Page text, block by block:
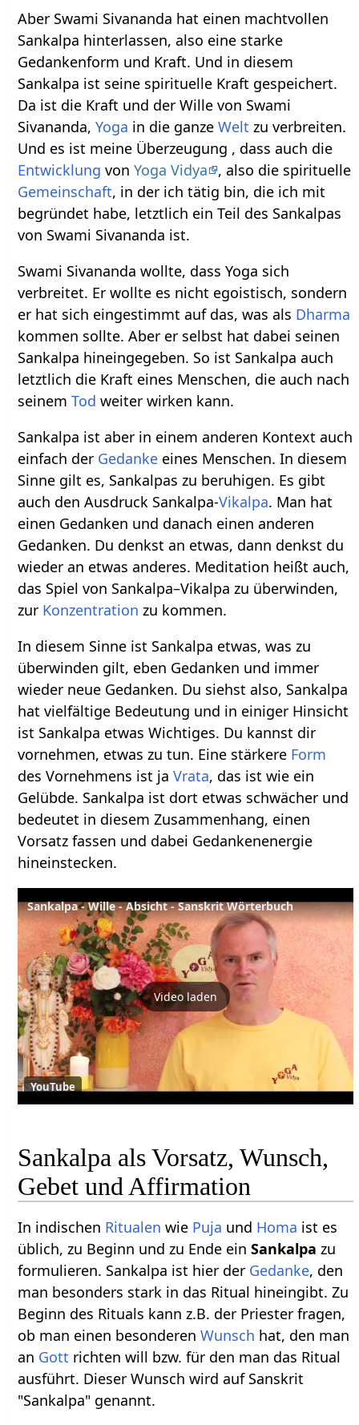
Aber Swami Sivananda hat einen machtvollen
Sankalpa hinterlassen, also eine starke
Gedankenform und Kraft. Und in diesem
Sankalpa ist seine spirituelle Kraft gespeichert.
Da ist die Kraft und der Wille von Swami
Sivananda,Yoga in die ganzeWelt zu verbreiten.
Und es ist meine Überzeugung , dass auch die
Entwicklung vonYoga Vidya
, also die spirituelle
Gemeinschaft, in der ich tätig bin, die ich mit
begründet habe, letztlich ein Teil des Sankalpas
von Swami Sivananda ist.
Swami Sivananda wollte, dass Yoga sich
verbreitet. Er wollte es nicht egoistisch, sondern
er hat sich eingestimmt auf das, was als Dharma
kommen sollte. Aber er selbst hat dabei seinen
Sankalpa hineingegeben. So ist Sankalpa auch
letztlich die Kraft eines Menschen, die auch nach
seinemTod weiter wirken kann.
Sankalpa ist aber in einem anderen Kontext auch
einfach der Gedanke eines Menschen. In diesem
Sinne gilt es, Sankalpas zu beruhigen. Es gibt
auch den Ausdruck Sankalpa-Vikalpa. Man hat
einen Gedanken und danach einen anderen
Gedanken. Du denkst an etwas, dann denkst du
wieder an etwas anderes. Meditation heißt auch,
das Spiel von Sankalpa–Vikalpa zu überwinden,
zur Konzentration zu kommen.
In diesem Sinne ist Sankalpa etwas, was zu
überwinden gilt, eben Gedanken und immer
wieder neue Gedanken. Du siehst also, Sankalpa
hat vielfältige Bedeutung und in einiger Hinsicht
ist Sankalpa etwas Wichtiges. Du kannst dir
vornehmen, etwas zu tun. Eine stärkere Form
des Vornehmens ist jaVrata, das ist wie ein
Gelübde. Sankalpa ist dort etwas schwächer und
bedeutet in diesem Zusammenhang, einen
Vorsatz fassen und dabei Gedankenenergie
hineinstecken.
Sankalpa - Wille - Absicht - Sanskrit Wörterbuch
Video laden
YouTube
Sankalpa als Vorsatz, Wunsch,
Gebet und Affirmation
In indischen Ritualen wie Puja und Homa ist es
üblich, zu Beginn und zu Ende einSankalpa zu
formulieren. Sankalpa ist hier der Gedanke, den
man besonders stark in das Ritual hineingibt. Zu
Beginn des Rituals kann z.B. der Priester fragen,
ob man einen besonderenWunsch hat, den man
an Gott richten will bzw. für den man das Ritual
ausführt. Dieser Wunsch wird auf Sanskrit
"Sankalpa" genannt.